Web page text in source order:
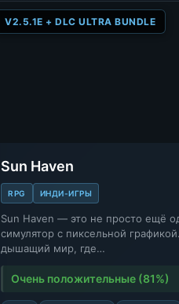
V2.5.1E + DLC ULTRA BUNDLE
Sun Haven
RPG ИНДИ-ИГРЫ
Sun Haven — это не просто ещё
симулятор с пиксельной
дышащий мир, где…
Очень положительные (81%)